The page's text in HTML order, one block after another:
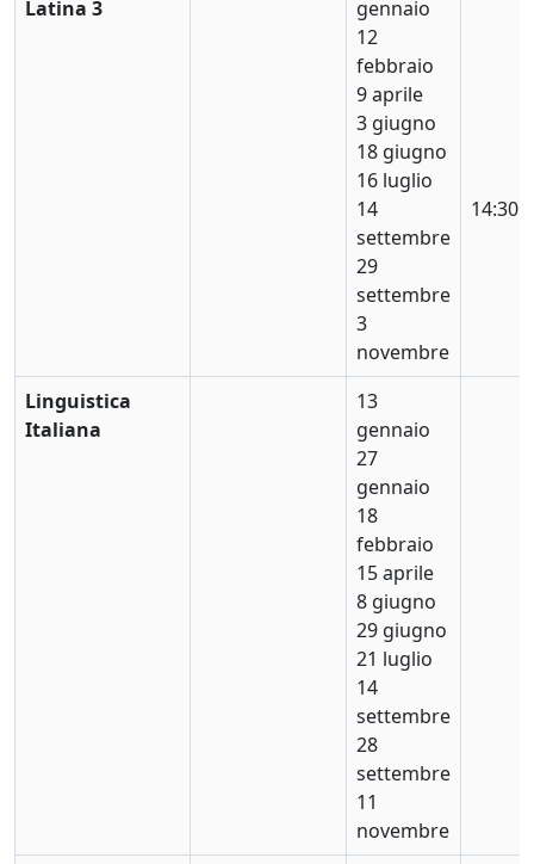
Latina 3
gennaio
12
febbraio
9 aprile
3 giugno
18 giugno
16 luglio
14
settembre
29
settembre
3
novembre
14:30
Linguistica
Italiana
13
gennaio
27
gennaio
18
febbraio
15 aprile
8 giugno
29 giugno
21 luglio
14
settembre
28
settembre
11
novembre